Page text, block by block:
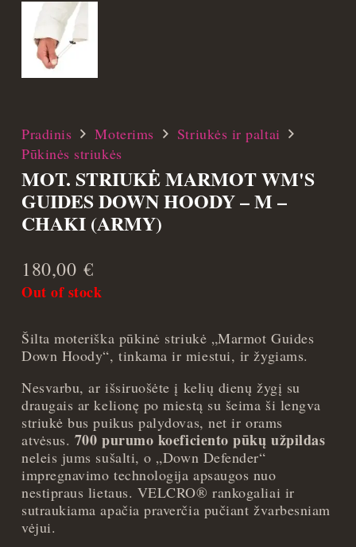
Pradinis Moterims
Striukės ir paltai
Pūkinės striukės
MOT. STRIUKĖ MARMOT WM'S
GUIDES DOWN HOODY – M –
CHAKI (ARMY)
180,00 €
Out of stock
Šilta moteriška pūkinė striukė „Marmot Guides
Down Hoody“, tinkama ir miestui, ir žygiams.
Nesvarbu, ar išsiruošėte į kelių dienų žygį su
draugais ar kelionę po miestą su šeima ši lengva
striukė bus puikus palydovas, net ir orams
atvėsus. 700 purumo koeficiento pūkų užpildas
neleis jums sušalti, o „Down Defender“
impregnavimo technologija apsaugos nuo
nestipraus lietaus. VELCRO® rankogaliai ir
sutraukiama apačia praverčia pučiant žvarbesniam
vėjui.